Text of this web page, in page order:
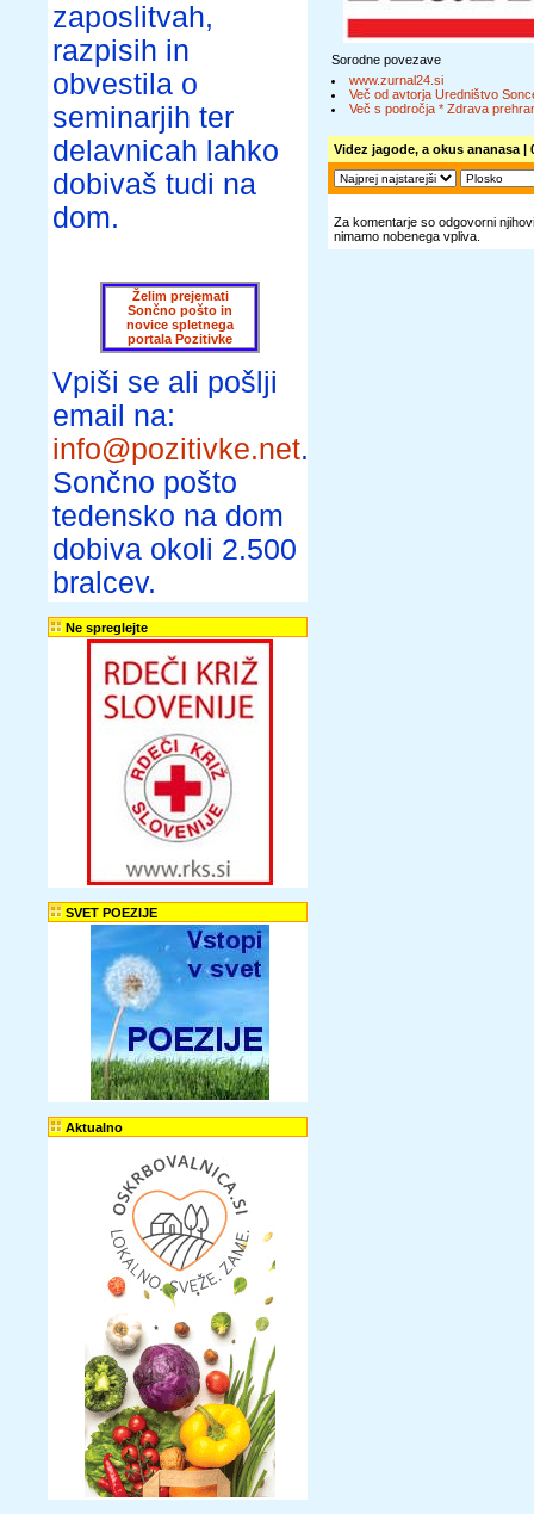
zaposlitvah,
razpisih in
obvestila o
seminarjih ter
delavnicah lahko
dobivaš tudi na
dom.
Želim prejemati
Sončno pošto in
novice spletnega
portala Pozitivke
Vpiši se ali pošlji
email na:
info@pozitivke.net.
Sončno pošto
tedensko na dom
dobiva okoli 2.500
bralcev.
Ne spreglejte
SVET POEZIJE
Aktualno
Sorodne povezave
www.zurnal24.si
Več od avtorja Uredništvo
Več s področja * Zdrava
Videz jagode, a okus ananasa |
Za komentarje so odgovorni
nimamo nobenega vpliva.